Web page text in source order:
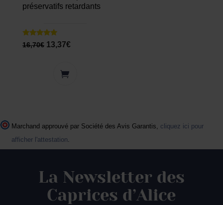
préservatifs retardants
Note
5.00
16,70€ 13,37€
Marchand approuvé par Société des Avis Garantis, cliquez ici pour
afficher l'attestation.
La Newsletter des
Caprices d’Alice